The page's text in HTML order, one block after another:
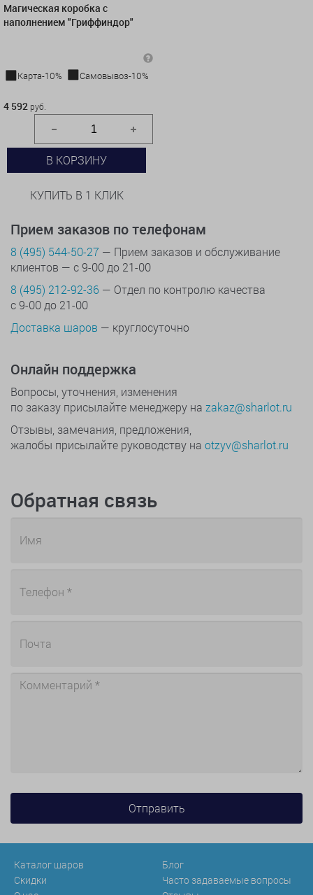
Магическая коробка с
наполнением "Гриффиндор"
Карта-10%
Самовывоз-10%
4 592 руб.
В КОРЗИНУ
КУПИТЬ В 1 КЛИК
Прием заказов по телефонам
8 (495) 544-50-27 — Прием заказов и обслуживание
клиентов — с 9-00 до 21-00
8 (495) 212-92-36 — Отдел по контролю качества
с 9-00 до 21-00
Доставка шаров — круглосуточно
Онлайн поддержка
Вопросы, уточнения, изменения
по заказу присылайте менеджеру на zakaz@sharlot.ru
Отзывы, замечания, предложения,
жалобы присылайте руководству на otzyv@sharlot.ru
Обратная связь
Каталог шаров
Скидки
Блог
Часто задаваемые вопросы